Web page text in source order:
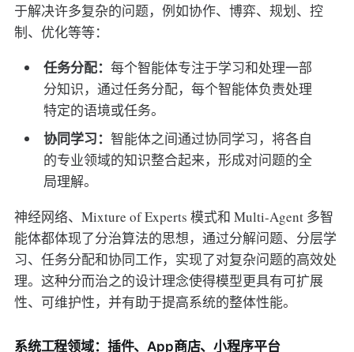
于解决许多复杂的问题，例如协作、博弈、规划、控
制、优化等等：
任务分配：每个智能体专注于学习和处理一部
分知识，通过任务分配，每个智能体负责处理
特定的语境或任务。
协同学习：智能体之间通过协同学习，将各自
的专业领域的知识整合起来，形成对问题的全
局理解。
神经网络、Mixture of Experts 模式和 Multi-Agent 多智
能体都体现了分治算法的思想，通过分解问题、分层学
习、任务分配和协同工作，实现了对复杂问题的高效处
理。这种分而治之的设计理念使得模型更具有可扩展
性、可维护性，并有助于提高系统的整体性能。
系统工程领域：插件、App商店、小程序平台